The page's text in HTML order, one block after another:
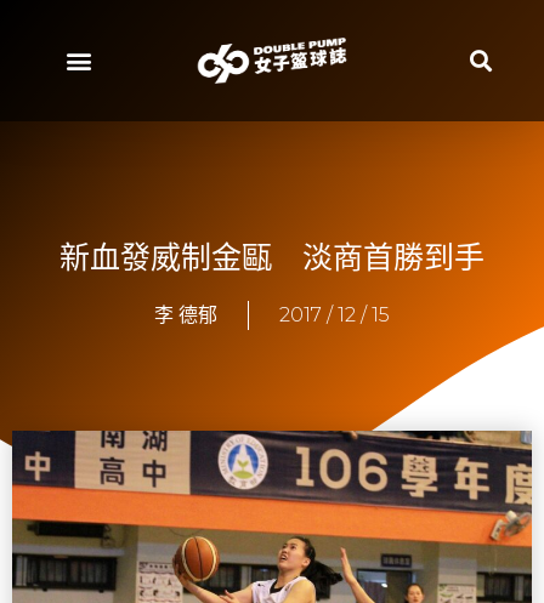
新血發威制金甌 淡商首勝到手
李 德郁 2017 / 12 / 15